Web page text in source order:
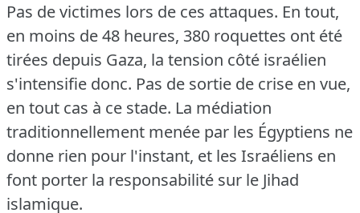
Pas de victimes lors de ces attaques. En tout,
en moins de 48 heures, 380 roquettes ont été
tirées depuis Gaza, la tension côté israélien
s'intensifie donc. Pas de sortie de crise en vue,
en tout cas à ce stade. La médiation
traditionnellement menée par les Égyptiens ne
donne rien pour l'instant, et les Israéliens en
font porter la responsabilité sur le Jihad
islamique.